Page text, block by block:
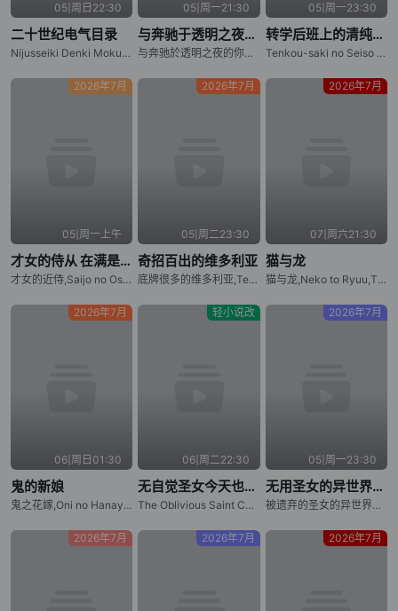
05|周日22:30
二十世纪电气目录
Nijusseiki Denki Mokuroku: Eureka Evrika,Sparks of Tomorrow
05|周一21:30
与奔驰于透明之夜的你，谈一场看不见的恋爱。
与奔驰於透明之夜的你，谈一场看不见的恋爱。
05|周一23:30
转学后班上的清纯可爱美少女，竟是小时候玩在一起的哥们儿
Tenkou-saki no Seiso Karen na Bishoujo ga, Mukashi Danshi to Omotte Issho ni Asonda Osananajimi Datta Ken,Oh Boy, Was I Wrong About Her
2026年7月
05|周一上午
才女的侍从 在满是高岭之花的贵族学校暗中照顾（毫无生活自理能力的）学院第一大小姐
才女的近侍,Saijo no Osewa: Takane no Hanadarake na Meimonkou de, Gakuin Ichi no Ojou-sama (Seikatsu Nouryoku Kaimu) wo Kagenagara Osewa suru Koto ni Narimashita,Rich Girl Caretaker: I'm Secretly the Caregiver of the Most Popular Girl in This Rich Kid School
2026年7月
05|周二23:30
奇招百出的维多利亚
底牌很多的维多利亚,Tefuda ga Oome no Victoria,Victoria of Many Faces
2026年7月
07|周六21:30
猫与龙
猫与龙,Neko to Ryuu,The Cat and the Dragon
2026年7月
06|周日01:30
鬼的新娘
鬼之花嫁,Oni no Hanayome,The Ogre's Bride
轻小说改
06|周二22:30
无自觉圣女今天也无意识地释放力量
The Oblivious Saint Can't Contain Her Power,Mujikaku Seijo wa Kyou mo Muishiki ni Chikara wo Tare Nagasu
2026年7月
05|周一23:30
无用圣女的异世界美食之旅 凭借隐藏技能召唤露营车
被遗弃的圣女的异世界饭旅隐藏技能召唤了露营车,无用圣女的异世界美食之旅 凭藉隱藏技能召唤露营车,Suterare Seijo no Isekai Gohan Tabi: Kakure Skill de Camping Car wo Shoukan shimashita
2026年7月 2026年7月 2026年7月